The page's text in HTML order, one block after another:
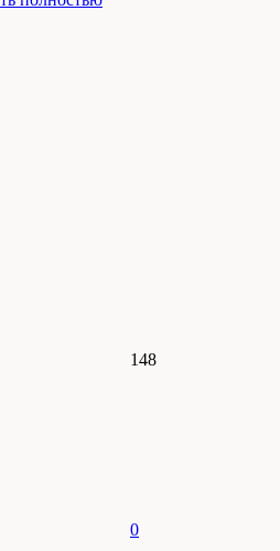
148
0